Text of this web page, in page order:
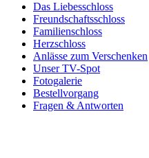
Das Liebesschloss
Freundschaftsschloss
Familienschloss
Herzschloss
Anlässe zum Verschenken
Unser TV-Spot
Fotogalerie
Bestellvorgang
Fragen & Antworten